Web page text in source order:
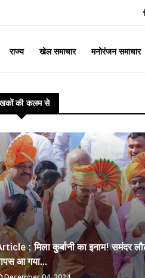
राज्य खेल समाचार मनोरंजन समाचार
की कलम से
: मिला कुर्बानी का इनाम! समंदर
आ गया...